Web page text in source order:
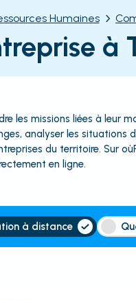
Humaines
à
les missions liées à leur
analyser les situations
du territoire. Sur
en ligne.
à distance